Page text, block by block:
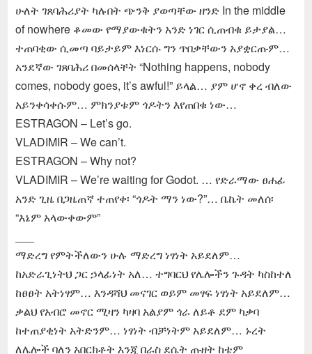
ሁለት ገጸባሕሪያት ካሉበት ጭንቅ ያወጣቸው ዘንድ In the middle
of nowhere ቆመው የማያውቁትን አንድ ነገር ሲጠብቁ ይታያል…
ተጠባቂው ሲመጣ ባይታይም እነርሱ ግን ጥበቃቸውን አያቋርጡም…
አንደኛው ገጸባሕሪ በመሰላቸት “Nothing happens, nobody
comes, nobody goes, it’s awful!” ይላል… ያም ሆኖ ቀረ ብለው
አይንቀሳቀሱም… ምክንያቱም ጎዶትን እየጠበቁ ነው…
ESTRAGON – Let’s go.
VLADIMIR – We can’t.
ESTRAGON – Why not?
VLADIMIR – We’re waiting for Godot. … የድራማው ፀሐፊ
አንድ ጊዜ በጋዜጠኛ ተጠየቀ፡ “ጎዶት ማን ነው?”… ቤኬት መለሰ፡
“እኔም አላውቀውም”
ማድረግ የምትችለውን ሁሉ ማድረግ ነፃነት አይደለም…
ከአድራጊነትህ ጋር ኃላፊነት አለ… ተግባርህ የሌሎችን ጉዳት ካስከተለ
ከፀፀት አትነፃም… እንዳሻህ መናገር ወይም መፃፍ ነፃነት አይደለም…
ቃልህ የአብሮ መኖር ሚዛን ካዛባ አልያም ጎራ ለይቶ ደም ካቃባ
ከተጠያቂነት አትድንም… ነፃነት ብቻነትም አይደለም… ኑረት
ለሌሎች ባለን አበርክቶት እንጂ በራስ ደሴት ጡዘት ከቴም